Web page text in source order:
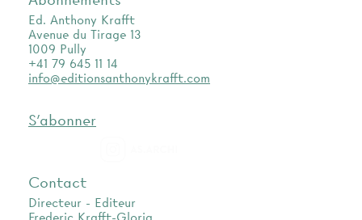
Ed. Anthony Krafft
Avenue du Tirage 13
1009 Pully
+41 79 645 11 14
info@editionsanthonykrafft.com
S'abonner
Contact
Directeur - Editeur